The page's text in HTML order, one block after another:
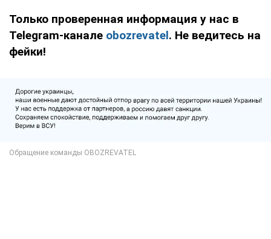
Только проверенная информация у нас в
Telegram-канале obozrevatel. Не ведитесь на
фейки!